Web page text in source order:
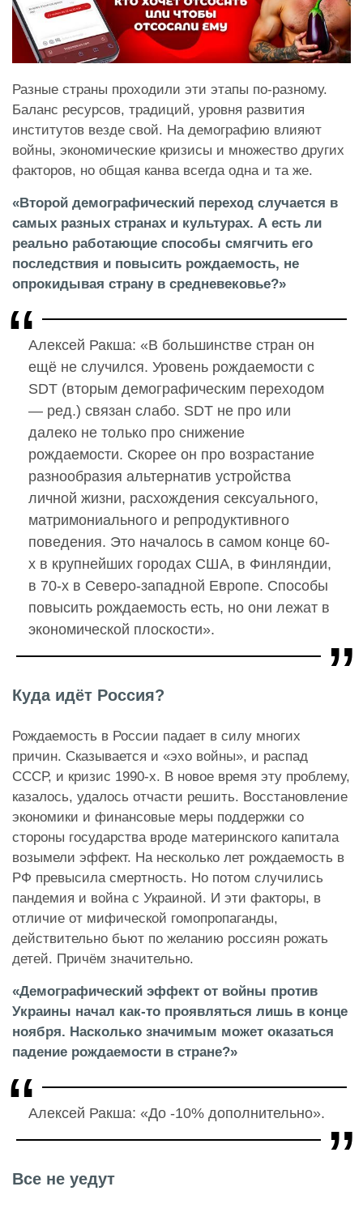
Разные страны проходили эти этапы по-разному.
Баланс ресурсов, традиций, уровня развития
институтов везде свой. На демографию влияют
войны, экономические кризисы и множество других
факторов, но общая канва всегда одна и та же.
«Второй демографический переход случается в
самых разных странах и культурах. А есть ли
реально работающие способы смягчить его
последствия и повысить рождаемость, не
опрокидывая страну в средневековье?»
Алексей Ракша: «В большинстве стран он
ещё не случился. Уровень рождаемости с
SDT (вторым демографическим переходом
— ред.) связан слабо. SDT не про или
далеко не только про снижение
рождаемости. Скорее он про возрастание
разнообразия альтернатив устройства
личной жизни, расхождения сексуального,
матримониального и репродуктивного
поведения. Это началось в самом конце 60-
х в крупнейших городах США, в Финляндии,
в 70-х в Северо-западной Европе. Способы
повысить рождаемость есть, но они лежат в
экономической плоскости».
Куда идёт Россия?
Рождаемость в России падает в силу многих
причин. Сказывается и «эхо войны», и распад
СССР, и кризис 1990-х. В новое время эту проблему,
казалось, удалось отчасти решить. Восстановление
экономики и финансовые меры поддержки со
стороны государства вроде материнского капитала
возымели эффект. На несколько лет рождаемость в
РФ превысила смертность. Но потом случились
пандемия и война с Украиной. И эти факторы, в
отличие от мифической гомопропаганды,
действительно бьют по желанию россиян рожать
детей. Причём значительно.
«Демографический эффект от войны против
Украины начал как-то проявляться лишь в конце
ноября. Насколько значимым может оказаться
падение рождаемости в стране?»
Алексей Ракша: «До -10% дополнительно».
Все не уедут